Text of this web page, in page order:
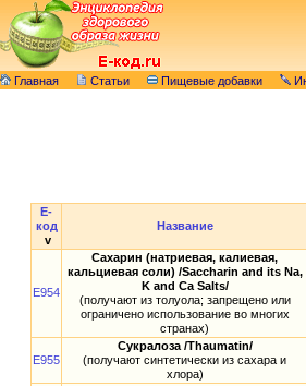
Главная Статьи Пищевые добавки
E-
код
v
Название
E954
Сахарин (натриевая, калиевая,
кальциевая соли) /Saccharin and its Na,
K and Ca Salts/
(получают из толуола; запрещено или
ограничено использование во многих
странах)
E955
Сукралоза /Thaumatin/
(получают синтетически из сахара и
хлора)